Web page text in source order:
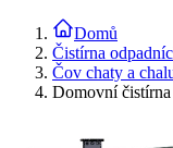
Domů
Čistírna
Čov chaty a
Domovní